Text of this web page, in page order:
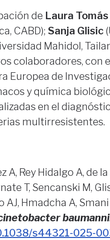
de Laura
CABD); Sanja Glisic
Mahidol,
colaboradores, con
Europea de
y química
en el
multirresistentes.
Rey Hidalgo A, de la
T, Sencanski M,
Hmadcha A, Smani
s44321-025-